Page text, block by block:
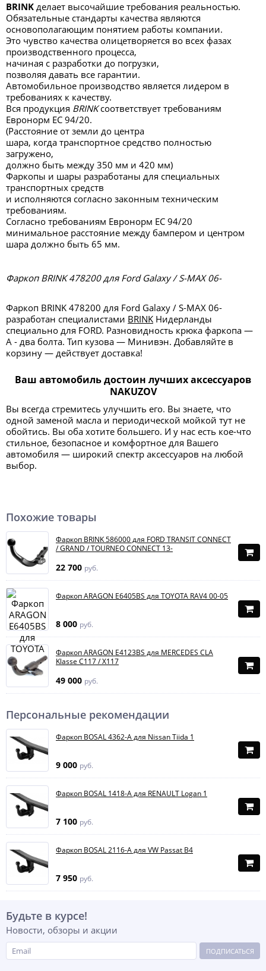
BRINK делает высочайшие требования реальностью.
Обязательные стандарты качества являются
основополагающим понятием работы компании.
Это чувство качества олицетворяется во всех фазах
производственного процесса,
начиная с разработки до погрузки,
позволяя давать все гарантии.
Автомобильное производство является лидером в
требованиях к качеству.
Вся продукция BRINKсоответствует требованиям
Евронорм ЕС 94/20.
(Расстояние от земли до центра
шара, когда транспортное средство полностью
загружено,
должно быть между 350 мм и 420 мм)
Фаркопы и шары разработаны для специальных
транспортных средств
и исполняются согласно законным техническим
требованиям.
Согласно требованиям Евронорм ЕС 94/20
минимальное расстояние между бампером и центром
шара должно быть 65 мм.
Фаркоп BRINK 478200 для Ford Galaxy / S-MAX 06-
Фаркоп BRINK 478200 для Ford Galaxy / S-MAX 06-
разработан специалистами BRINK Нидерланды
специально для FORD. Разновидность крюка фаркопа —
А - два болта. Тип кузова — Минивэн. Добавляйте в
корзину — действует доставка!
Ваш автомобиль достоин лучших аксессуаров
NAKUZOV
Вы всегда стремитесь улучшить его. Вы знаете, что
одной заменой масла и периодической мойкой тут не
обойтись. Вы оба хотите большего. И у нас есть кое-что
стильное, безопасное и комфортное для Вашего
автомобиля — широкий спектр аксессуаров на любой
выбор.
Похожие товары
Фаркоп BRINK 586000 для FORD TRANSIT CONNECT
/ GRAND / TOURNEO CONNECT 13-
22 700 руб.
Фаркоп ARAGON E6405BS для TOYOTA RAV4 00-05
8 000 руб.
Фаркоп ARAGON E4123BS для MERCEDES CLA
Klasse C117 / X117
49 000 руб.
Персональные рекомендации
Фаркоп BOSAL 4362-A для Nissan Tiida 1
9 000 руб.
Фаркоп BOSAL 1418-A для RENAULT Logan 1
7 100 руб.
Фаркоп BOSAL 2116-A для VW Passat B4
7 950 руб.
Будьте в курсе!
Новости, обзоры и акции
ПОДПИСАТЬСЯ